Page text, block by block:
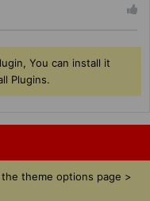
You can install it
Plugins.
theme options page >